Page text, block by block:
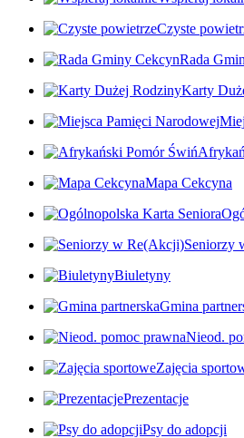
Czyste
Rada
Karty
Mapa Cekcyna
Seniorzy
Biuletyny
Gmina
Nieod.
Zajęcia
Prezentacje
Psy do adopcji